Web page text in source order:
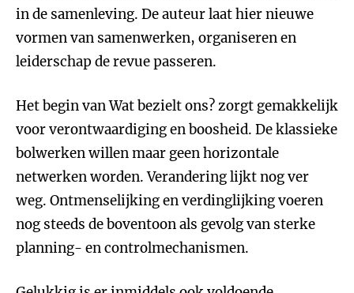
in de samenleving. De auteur laat hier nieuwe
vormen van samenwerken, organiseren en
leiderschap de revue passeren.
Het begin van Wat bezielt ons? zorgt gemakkelijk
voor verontwaardiging en boosheid. De klassieke
bolwerken willen maar geen horizontale
netwerken worden. Verandering lijkt nog ver
weg. Ontmenselijking en verdinglijking voeren
nog steeds de boventoon als gevolg van sterke
planning- en controlmechanismen.